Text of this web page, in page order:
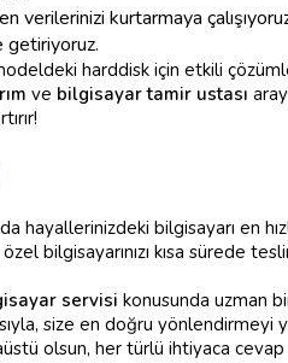
verilerinizi kurtarmaya
getiriyoruz.
harddisk için etkili
ve bilgisayar tamir ustası
hayallerinizdeki bilgisayarı en
bilgisayarınızı kısa sürede
servisi konusunda uzman
size en doğru yönlendirmeyi
olsun, her türlü ihtiyaca